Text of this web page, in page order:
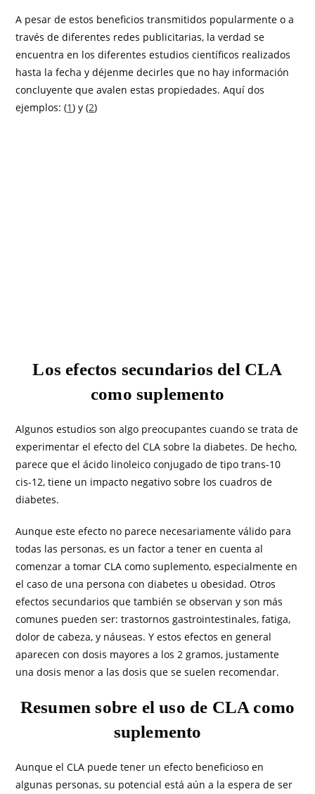
A pesar de estos beneficios transmitidos popularmente o a
través de diferentes redes publicitarias, la verdad se
encuentra en los diferentes estudios científicos realizados
hasta la fecha y déjenme decirles que no hay información
concluyente que avalen estas propiedades. Aquí dos
ejemplos: (1) y (2)
Los efectos secundarios del CLA
como suplemento
Algunos estudios son algo preocupantes cuando se trata de
experimentar el efecto del CLA sobre la diabetes. De hecho,
parece que el ácido linoleico conjugado de tipo trans-10
cis-12, tiene un impacto negativo sobre los cuadros de
diabetes.
Aunque este efecto no parece necesariamente válido para
todas las personas, es un factor a tener en cuenta al
comenzar a tomar CLA como suplemento, especialmente en
el caso de una persona con diabetes u obesidad. Otros
efectos secundarios que también se observan y son más
comunes pueden ser: trastornos gastrointestinales, fatiga,
dolor de cabeza, y náuseas. Y estos efectos en general
aparecen con dosis mayores a los 2 gramos, justamente
una dosis menor a las dosis que se suelen recomendar.
Resumen sobre el uso de CLA como
suplemento
Aunque el CLA puede tener un efecto beneficioso en
algunas personas, su potencial está aún a la espera de ser